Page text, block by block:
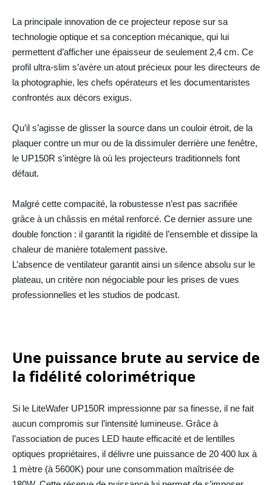
La principale innovation de ce projecteur repose sur sa
technologie optique et sa conception mécanique, qui lui
permettent d’afficher une épaisseur de seulement 2,4 cm. Ce
profil ultra-slim s’avère un atout précieux pour les directeurs de
la photographie, les chefs opérateurs et les documentaristes
confrontés aux décors exigus.
Qu’il s’agisse de glisser la source dans un couloir étroit, de la
plaquer contre un mur ou de la dissimuler derrière une fenêtre,
le UP150R s’intègre là où les projecteurs traditionnels font
défaut.
Malgré cette compacité, la robustesse n’est pas sacrifiée
grâce à un châssis en métal renforcé. Ce dernier assure une
double fonction : il garantit la rigidité de l’ensemble et dissipe la
chaleur de manière totalement passive.
L’absence de ventilateur garantit ainsi un silence absolu sur le
plateau, un critère non négociable pour les prises de vues
professionnelles et les studios de podcast.
Une puissance brute au service de
la fidélité colorimétrique
Si le LiteWafer UP150R impressionne par sa finesse, il ne fait
aucun compromis sur l’intensité lumineuse. Grâce à
l’association de puces LED haute efficacité et de lentilles
optiques propriétaires, il délivre une puissance de 20 400 lux à
1 mètre (à 5600K) pour une consommation maîtrisée de